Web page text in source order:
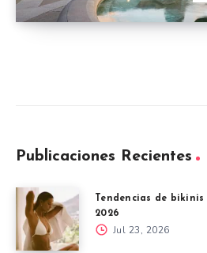
Publicaciones Recientes
Tendencias de
2026
Jul 23, 2026